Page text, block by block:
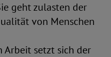
geht zulasten der
von Menschen
Arbeit setzt sich der